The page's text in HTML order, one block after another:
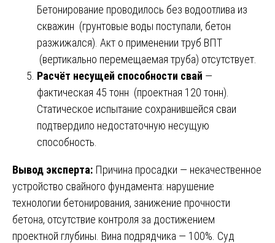
Бетонирование проводилось без водоотлива из
скважин (грунтовые воды поступали, бетон
разжижался). Акт о применении труб ВПТ
(вертикально перемещаемая труба) отсутствует.
Расчёт несущей способности свай —
фактическая 45 тонн (проектная 120 тонн).
Статическое испытание сохранившейся сваи
подтвердило недостаточную несущую
способность.
Вывод эксперта: Причина просадки — некачественное
устройство свайного фундамента: нарушение
технологии бетонирования, занижение прочности
бетона, отсутствие контроля за достижением
проектной глубины. Вина подрядчика — 100%. Суд